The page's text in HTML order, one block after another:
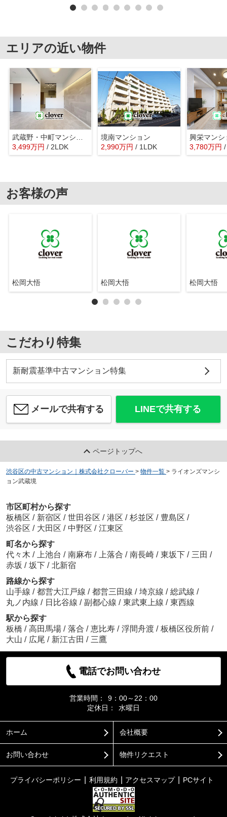
エリアの近い物件
3,499万円 / 2LDK
境南マンション
2,990万円 / 1LDK 3,780万円
お客様の声
松岡大悟 松岡大悟 松岡大悟
こだわり特集
新耐震基準中古マンション特集
メールで共有する LINEで共有する
ページトップへ
渋谷区の中古マンション｜株式会社クローバー > 物件一覧 > ライオンズマンシ
ョン武蔵境
市区町村から探す
板橋区 / 新宿区 / 世田谷区 / 港区 / 杉並区 / 豊島区 /
渋谷区 / 大田区 / 中野区 / 江東区
町名から探す
代々木 / 上池台 / 南麻布 / 上落合 / 南長崎 / 東坂下 / 三田 /
赤坂 / 坂下 / 北新宿
路線から探す
山手線 / 都営大江戸線 / 都営三田線 / 埼京線 / 総武線 /
丸ノ内線 / 日比谷線 / 副都心線 / 東武東上線 / 東西線
駅から探す
板橋 / 高田馬場 / 落合 / 恵比寿 / 浮間舟渡 / 板橋区役所前 /
大山 / 広尾 / 新江古田 / 三鷹
電話でお問い合わせ
営業時間：
9：00～22：00
定休日：
水曜日
ホーム 会社概要
お問い合わせ 物件リクエスト
プライバシーポリシー 利用規約 アクセスマップ PCサイト